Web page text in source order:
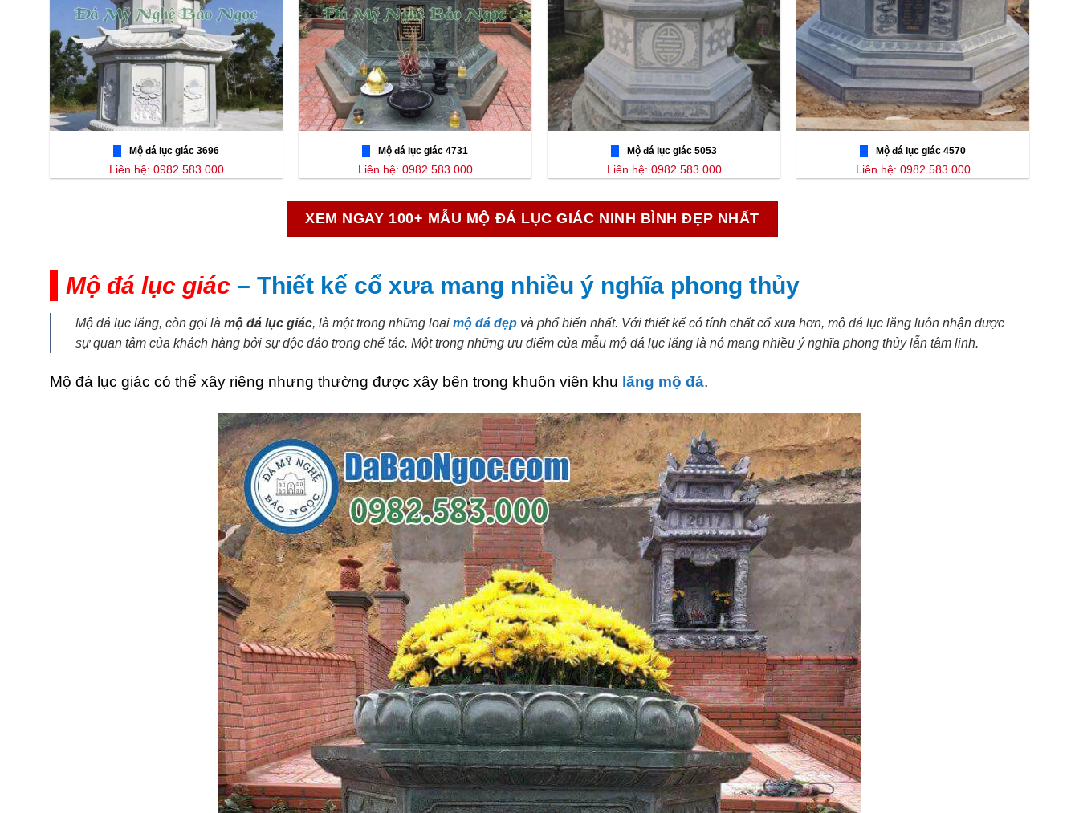
Mộ đá lục giác 3696
Liên hệ: 0982.583.000
Mộ đá lục giác 4731
Liên hệ: 0982.583.000
Mộ đá lục giác 5053
Liên hệ: 0982.583.000
Mộ đá lục giác 4570
Liên hệ: 0982.583.000
XEM NGAY 100+ MẪU MỘ ĐÁ LỤC GIÁC NINH BÌNH ĐẸP NHẤT
Mộ đá lục giác – Thiết kế cổ xưa mang nhiều ý nghĩa phong thủy
Mộ đá lục lăng, còn gọi là mộ đá lục giác, là một trong những loại mộ đá đẹp và phổ biến nhất. Với thiết kế có tính chất cổ xưa hơn, mộ đá lục lăng luôn nhận được
sự quan tâm của khách hàng bởi sự độc đáo trong chế tác. Một trong những ưu điểm của mẫu mộ đá lục lăng là nó mang nhiều ý nghĩa phong thủy lẫn tâm linh.
Mộ đá lục giác có thể xây riêng nhưng thường được xây bên trong khuôn viên khu lăng mộ đá.